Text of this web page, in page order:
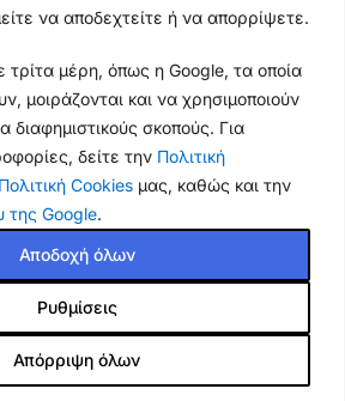
να αποδεχτείτε ή να απορρίψετε.
τρίτα μέρη, όπως η Google, τα οποία
μοιράζονται και να χρησιμοποιούν
διαφημιστικούς σκοπούς. Για
δείτε την Πολιτική
Πολιτική Cookies μας, καθώς και την
της Google.
Ρυθμίσεις
Απόρριψη όλων
Αποδοχή όλων
παραμείνουν κλειστά από 13
κανονικά και αποστέλλονται
35€
by ThikiShop.
Galaxy S24 5G
για την
Premium
16.90€
Τιμή